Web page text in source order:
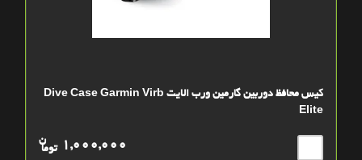
کیس محافظ دوربین گارمین ورب الایت Dive Case Garmin Virb
Elite
توما
ن 1,000,000